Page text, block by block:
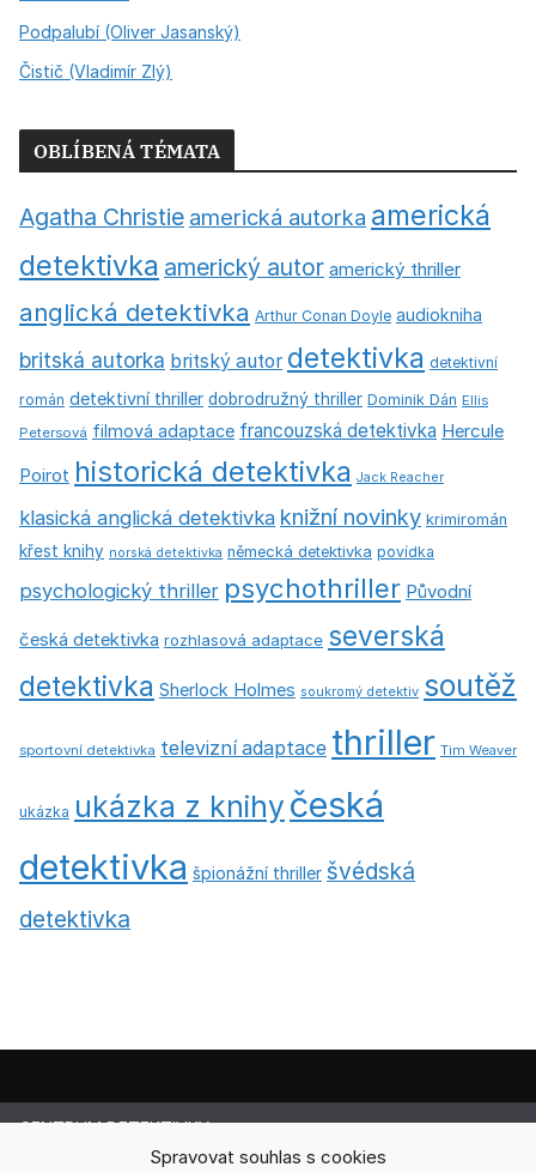
Spravovat souhlas s cookies
Podpalubí (Oliver Jasanský)
Čistič (Vladimír Zlý)
OBLÍBENÁ TÉMATA
Agatha Christie americká autorka americká
detektivka americký autor americký thriller
anglická detektivka Arthur Conan Doyle audiokniha
britská autorka britský autor detektivka detektivní
román detektivní thriller dobrodružný thriller Dominik Dán Ellis
Petersová filmová adaptace francouzská detektivka Hercule
Poirot historická detektivka Jack Reacher
klasická anglická detektivka knižní novinky krimiromán
křest knihy norská detektivka německá detektivka povídka
psychologický thriller psychothriller Původní
česká detektivka rozhlasová adaptace severská
detektivka Sherlock Holmes soukromý detektiv soutěž
sportovní detektivka televizní adaptace thriller Tim Weaver
ukázka ukázka z knihy česká
detektivka špionážní thriller švédská
detektivka
CENTRUM DETEKTIVKY
Lucie Cermanová